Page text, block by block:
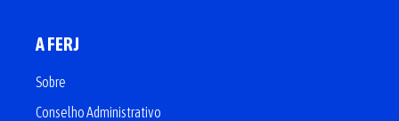
A FERJ
Sobre
Conselho Administrativo